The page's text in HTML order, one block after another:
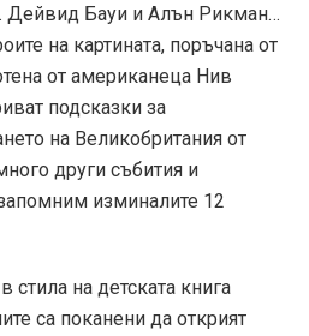
Дейвид Бауи и Алън Рикман…
на картината, поръчана от
от американеца Нив
подсказки за
на Великобритания от
други събития и
изминалите 12
стила на детската книга
са поканени да открият